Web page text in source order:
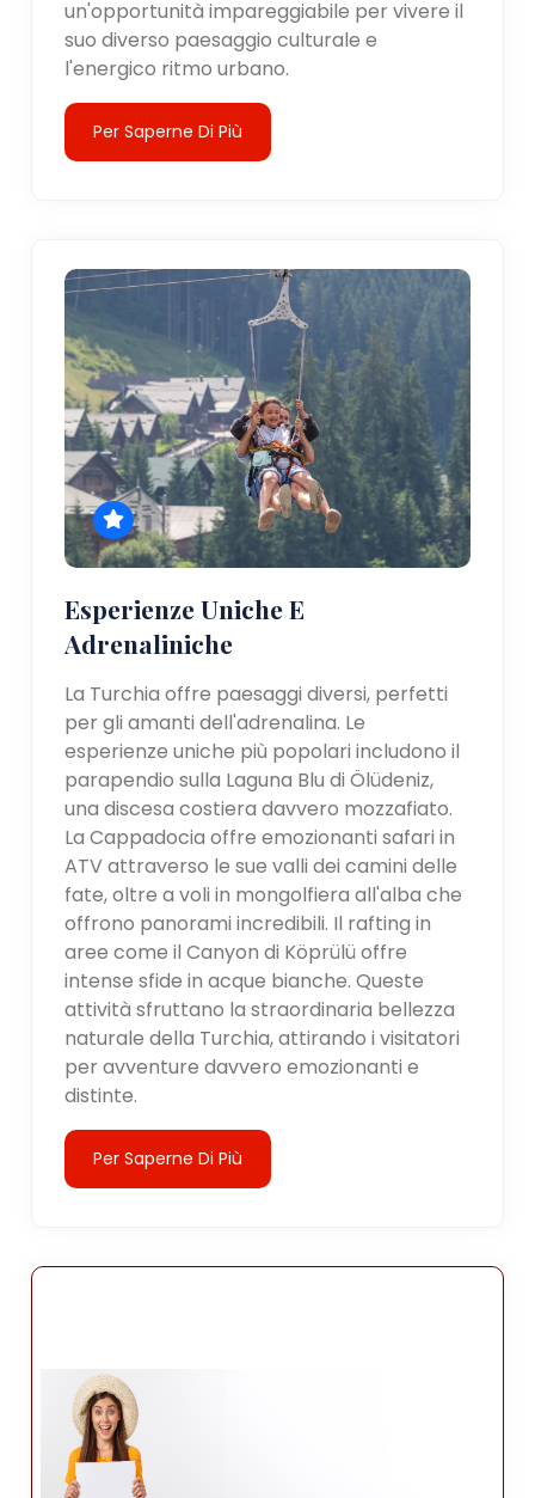
un'opportunità impareggiabile per vivere il
suo diverso paesaggio culturale e
l'energico ritmo urbano.
Per Saperne Di Più
Esperienze Uniche E
Adrenaliniche
La Turchia offre paesaggi diversi, perfetti
per gli amanti dell'adrenalina. Le
esperienze uniche più popolari includono il
parapendio sulla Laguna Blu di Ölüdeniz,
una discesa costiera davvero mozzafiato.
La Cappadocia offre emozionanti safari in
ATV attraverso le sue valli dei camini delle
fate, oltre a voli in mongolfiera all'alba che
offrono panorami incredibili. Il rafting in
aree come il Canyon di Köprülü offre
intense sfide in acque bianche. Queste
attività sfruttano la straordinaria bellezza
naturale della Turchia, attirando i visitatori
per avventure davvero emozionanti e
distinte.
Per Saperne Di Più